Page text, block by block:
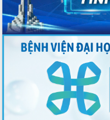
Phó Bí thư Tỉnh ủy Đắk Lắk Đỗ
Huy giữ chức Bí thư Đảng ủy Ủy
Nhân dân tỉnh
Bệnh án điện tử thúc đẩy chuyển
Chuyển đổi số thư viện: Mở rộng
không gian tri thức trong thời đại số
Đánh giá, rút kinh nghiệm công
chức diễn tập trước ngày bầu cử